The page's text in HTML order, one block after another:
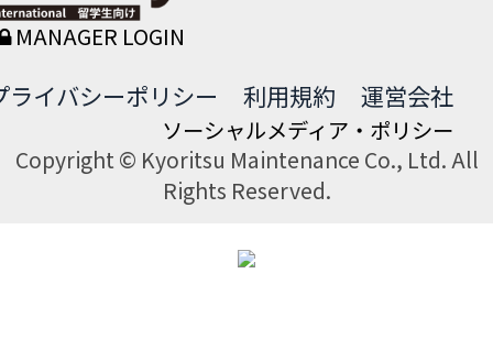
MANAGER LOGIN
ライバシーポリシー 利用規約 運営会社
ソーシャルメディア・ポリシー
Copyright © Kyoritsu Maintenance Co., Ltd. All
Rights Reserved.